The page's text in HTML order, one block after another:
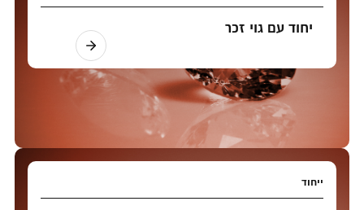
יחוד עם גוי זכר
ייחוד